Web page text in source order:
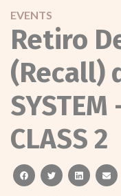
EVENTS
Retiro
(Recall)
SYSTEM
CLASS 2
facebooktwitterlinkedin